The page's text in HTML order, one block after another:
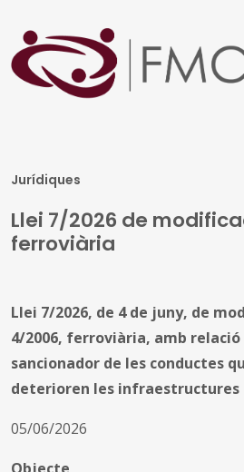
Jurídiques
Llei 7/2026 de
ferroviària
Llei 7/2026, de 4 de juny, de
4/2006, ferroviària, amb
sancionador de les conductes
deterioren les
05/06/2026
Objecte